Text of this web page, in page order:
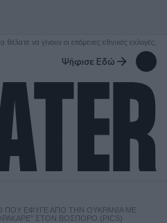
να γίνουν οι επόμενες εθνικές εκλογές;
Ψήφισε Εδώ
ΠΟΥ ΈΦΥΓΕ ΑΠΌ ΤΗΝ ΟΥΚΡΑΝΊΑ ΜΕ
ΣΤΟΝ ΒΌΣΠΟΡΟ (PICS)